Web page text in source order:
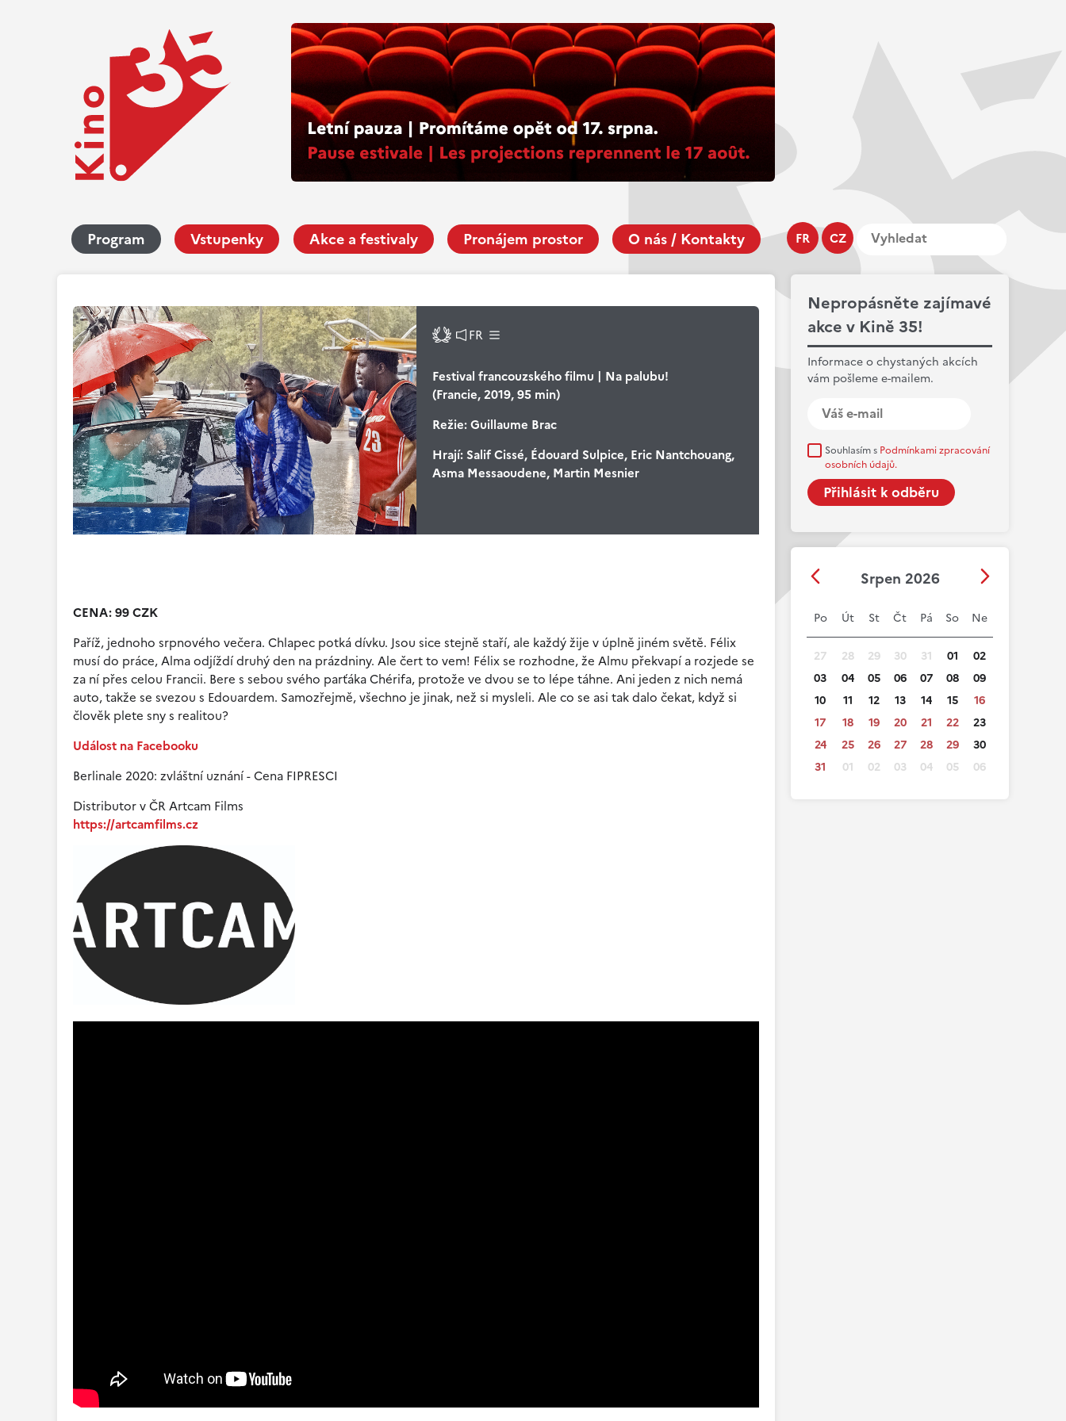
FR CZ
Program Vstupenky Akce a festivaly Pronájem prostor O nás / Kontakty
Nepropásněte zajímavé
akce v Kině 35!
Informace o chystaných akcích
vám pošleme e-mailem.
Souhlasím s Podmínkami zpracování
osobních údajů.
Srpen 2026
Po Út St Čt Pá So Ne
27 28 29 30 31 01
02
03
04 05 06 07 08
09
10
11 12 13 14 15
16
17
18 19 20 21 22
23
24
25 26 27 28 29
30
31
01 02 03 04 05 06
FR
Festival francouzského filmu | Na palubu!
(Francie, 2019, 95 min)
Režie:Guillaume Brac
Hrají:Salif Cissé, Édouard Sulpice, Eric Nantchouang,
Asma Messaoudene, Martin Mesnier
CENA: 99 CZK
Paříž, jednoho srpnového večera. Chlapec potká dívku. Jsou sice stejně staří, ale každý žije v úplně jiném světě. Félix
musí do práce, Alma odjíždí druhý den na prázdniny. Ale čert to vem! Félix se rozhodne, že Almu překvapí a rozjede se
za ní přes celou Francii. Bere s sebou svého parťáka Chérifa, protože ve dvou se to lépe táhne. Ani jeden z nich nemá
auto, takže se svezou s Edouardem. Samozřejmě, všechno je jinak, než si mysleli. Ale co se asi tak dalo čekat, když si
člověk plete sny s realitou?
Událost na Facebooku
Berlinale 2020: zvláštní uznání - Cena FIPRESCI
Distributor v ČR Artcam Films
https://artcamfilms.cz